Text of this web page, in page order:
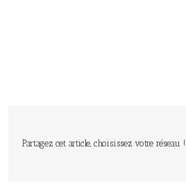
Partagez cet article, choisissez votre réseau !